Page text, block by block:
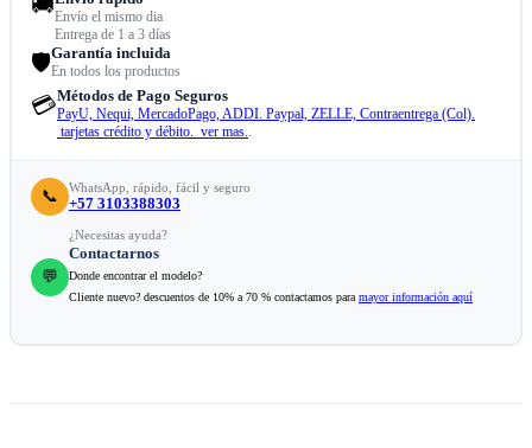
Envío el mismo dia
Entrega de 1 a 3 días
🛡️Garantía incluida
En todos los productos
💳Métodos de Pago Seguros
PayU, Nequi, MercadoPago, ADDI. Paypal, ZELLE, Contraentrega (Col).
tarjetas crédito y débito. ver mas..
📞 WhatsApp, rápido, fácil y seguro
+57 3103388303
💬
¿Necesitas ayuda?
Contactarnos
Donde encontrar el modelo?
Cliente nuevo? descuentos de 10% a 70 % contactamos para mayor información aquí